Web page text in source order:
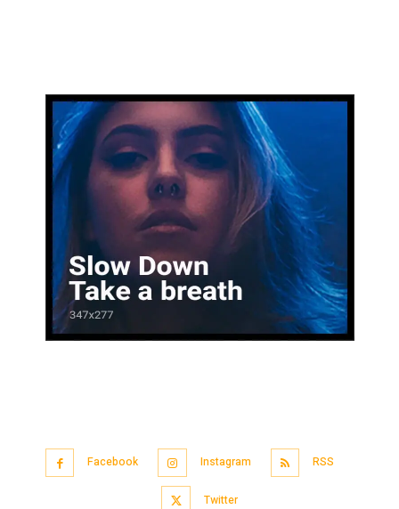
Facebook Instagram RSS
Twitter